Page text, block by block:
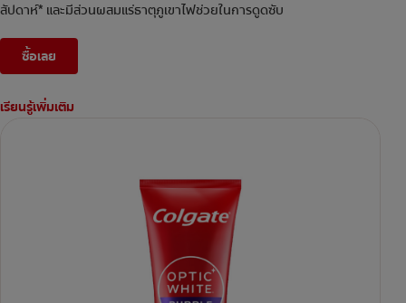
สัปดาห์* และมีส่วนผสมแร่ธาตุภูเขาไฟช่วยในการดูดซับ
ซื้อเลย
เรียนรู้เพิ่มเติม